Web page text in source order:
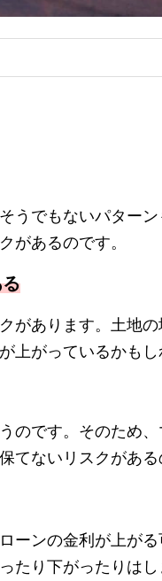
うでもないパターン
があるのです。
があります。土地の
上がっているかも
のです。そのため
てないリスクがある
ーンの金利が上がる
たり下がったりはし